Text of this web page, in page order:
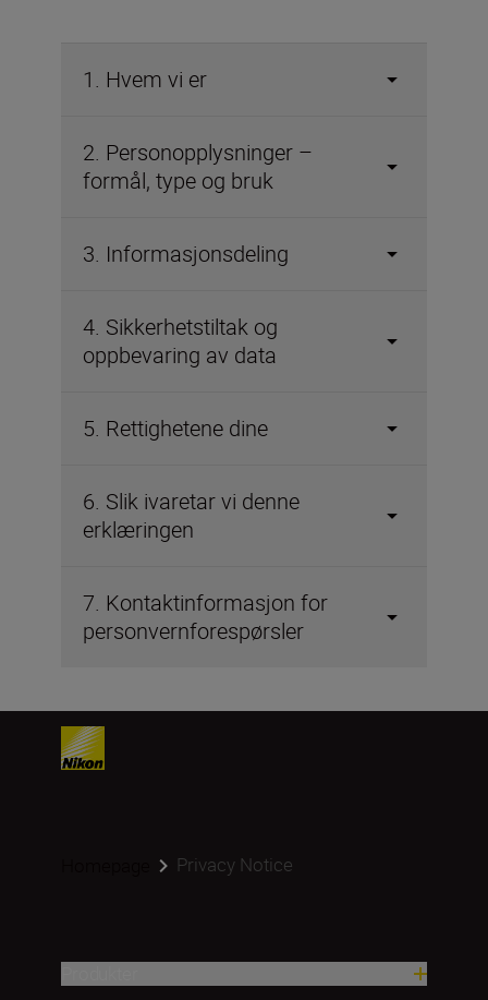
1. Hvem vi er
2. Personopplysninger –
formål, type og bruk
3. Informasjonsdeling
4. Sikkerhetstiltak og
oppbevaring av data
5. Rettighetene dine
6. Slik ivaretar vi denne
erklæringen
7. Kontaktinformasjon for
personvernforespørsler
Privacy Notice